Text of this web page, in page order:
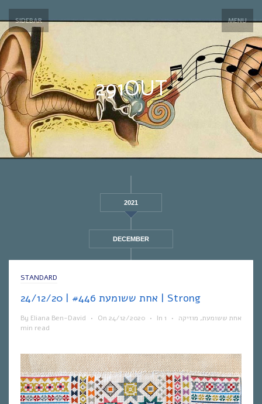
SIDEBAR MENU
291OUT
2021
DECEMBER
STANDARD
אחת ששומעת #446 | 24/12/20 | Strong
By Eliana Ben-David • On 24/12/2020 • In אחת ששומעת, מוזיקה •
1
min read